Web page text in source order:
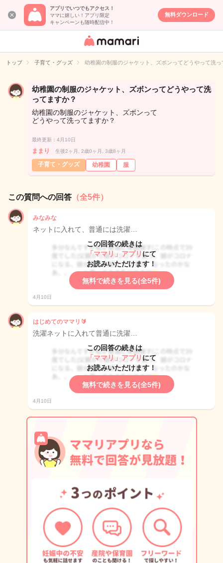
アプリでいつでもアクセス！
ママに嬉しい！アプリ限定
キャンペーンも随時配信中！
無料ダウンロード
女性専用匿名QA
イト
トップ 子育て・グッズ 幼稚園の制服のジャケット、ズボンってどうやって洗っ
幼稚園の制服のジャケット、ズボンってどうやって洗
ってますか？
幼稚園の制服のジャケット、ズボンって
どうやって洗ってますか？
最終更新：4月10日
ままり 生後2ヶ月, 2歳0ヶ月, 3歳8ヶ月
子育て・グッズ 幼稚園 服
この質問への回答 （全5件）
みなみな
ネットに入れて、普通には洗濯…
この回答の続きは
「ママリ」アプリ にて
お読みいただけます！
無料で続きを見る(全5件)
4月10日
はじめてのママリ🔰
洗濯ネットに入れて普通に洗濯…
この回答の続きは
「ママリ」アプリ にて
お読みいただけます！
無料で続きを見る(全5件)
4月10日